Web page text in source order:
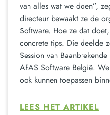
van alles wat we doen”,
directeur bewaakt ze de
Software. Hoe ze dat
concrete tips. Die deelde
Session van
AFAS Software België.
ook kunnen toepassen
LEES HET ARTIKEL